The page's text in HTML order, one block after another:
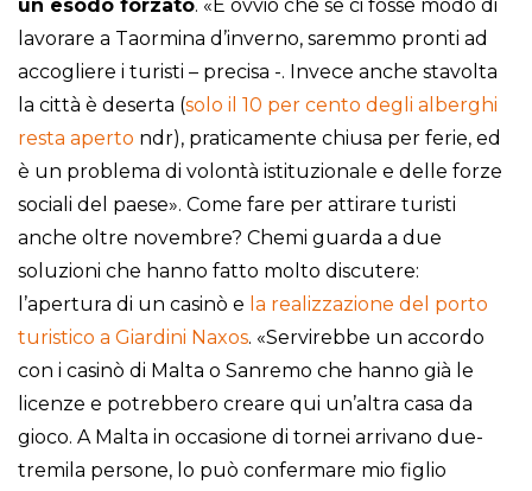
un esodo forzato. «È ovvio che se ci fosse modo di
lavorare a Taormina d’inverno, saremmo pronti ad
accogliere i turisti – precisa -. Invece anche stavolta
la città è deserta (solo il 10 per cento degli alberghi
resta aperto ndr), praticamente chiusa per ferie, ed
è un problema di volontà istituzionale e delle forze
sociali del paese». Come fare per attirare turisti
anche oltre novembre? Chemi guarda a due
soluzioni che hanno fatto molto discutere:
l’apertura di un casinò e la realizzazione del porto
turistico a Giardini Naxos. «Servirebbe un accordo
con i casinò di Malta o Sanremo che hanno già le
licenze e potrebbero creare qui un’altra casa da
gioco. A Malta in occasione di tornei arrivano due-
tremila persone, lo può confermare mio figlio